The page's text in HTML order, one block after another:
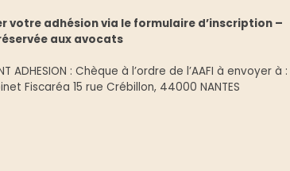
votre adhésion via le formulaire d’inscription –
aux avocats
ADHESION : Chèque à l’ordre de l’AAFI à envoyer à :
Fiscaréa 15 rue Crébillon, 44000 NANTES